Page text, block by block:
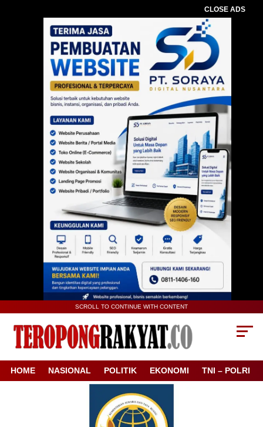
CLOSE ADS
SCROLL TO CONTINUE WITH CONTENT
HOME NASIONAL POLITIK EKONOMI TNI – POLRI